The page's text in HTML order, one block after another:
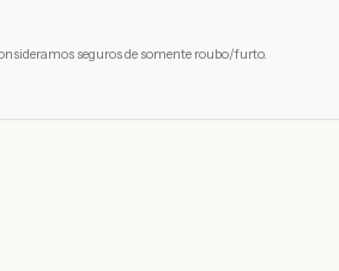
seguros de somente roubo/furto.